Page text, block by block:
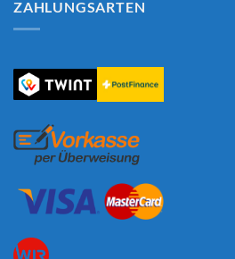
ZAHLUNGSARTEN